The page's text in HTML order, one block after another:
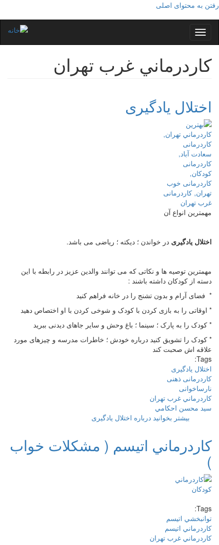
رفتن به محتوای اصلی
Toggle
navigation
كاردرماني غرب تهران
اختلال يادگيری
مهمترین انواع آن
اختلال یادگیری در خواندن ؛ دیکته ؛ ریاضی می باشد.
مهمترین توصیه ها و نکاتی که می توانند والدین عزیز در رابطه با این
دسته از کودکان داشته باشند :
* فضای آرام و بدون تشنج را در خانه فراهم کنید
* اوقاتی را به بازی کردن با کودک و شوخی کردن با او اختصاص دهید
* کودک را به پارک ؛ سینما ؛ باغ وحش و سایر جاهای دیدنی ببرید
* کودک را تشویق کنید درباره خودش ؛ خاطرات مدرسه و چیزهای مورد
علاقه اش صحبت کند
Tags:
اختلال يادگيری
كاردرمانی ذهنی
نارساخوانی
كاردرماني غرب تهران
سيد محسن احكامي
بیشتر بخوانید درباره اختلال يادگيری
كاردرماني اتيسم ( مشكلات خواب
)
Tags:
توانبخشي اتيسم
كاردرماني اتيسم
كاردرماني غرب تهران